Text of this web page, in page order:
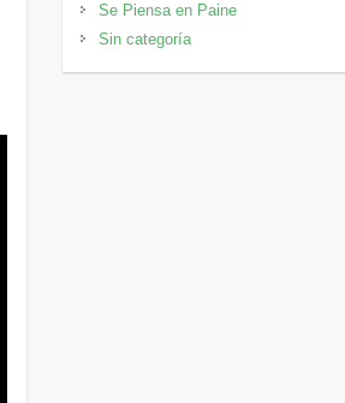
Se Piensa en Paine
Sin categoría